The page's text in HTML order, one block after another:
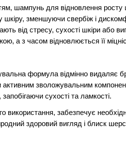
шампунь для відновлення
шкіру, зменшуючи свербіж і
від стресу, сухості шкіри або
а з часом відновлюється її
формула відмінно видаляє
активним зволожувальним
сухості та ламкості.
використання, забезпечує
здоровий вигляд і блиск